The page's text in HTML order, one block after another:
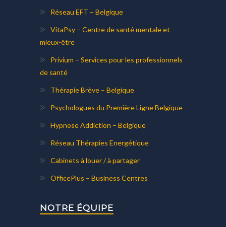
Réseau EFT – Belgique
VitaPsy – Centre de santé mentale et
mieux-être
Privium – Services pour les professionnels
de santé
Thérapie Brève – Belgique
Psychologues du Première Ligne Belgique
Hypnose Addiction – Belgique
Réseau Thérapies Energétique
Cabinets à louer / à partager
OfficePlus – Business Centres
NOTRE ÉQUIPE